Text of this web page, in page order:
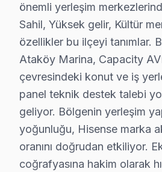
Ataköy 7-8-9-10. Kısım'da
Basınköy'de Hisense TV
Basınköy'de Hisense
Cevizlik'te Hisense TV Servisi
Cevizlik bölgesinde Hisense
Florya'da Hisense TV Servisi
Florya'da Hisense ekran
önemli yerleşim
Sahil, Yüksek gelir, Kültür
özellikler bu ilçeyi tanımlar.
Ataköy Marina, Capacity
çevresindeki konut ve iş
panel teknik destek talebi
geliyor. Bölgenin yerleşim
yoğunluğu, Hisense marka
oranını doğrudan etkiliyor.
coğrafyasına hakim olarak